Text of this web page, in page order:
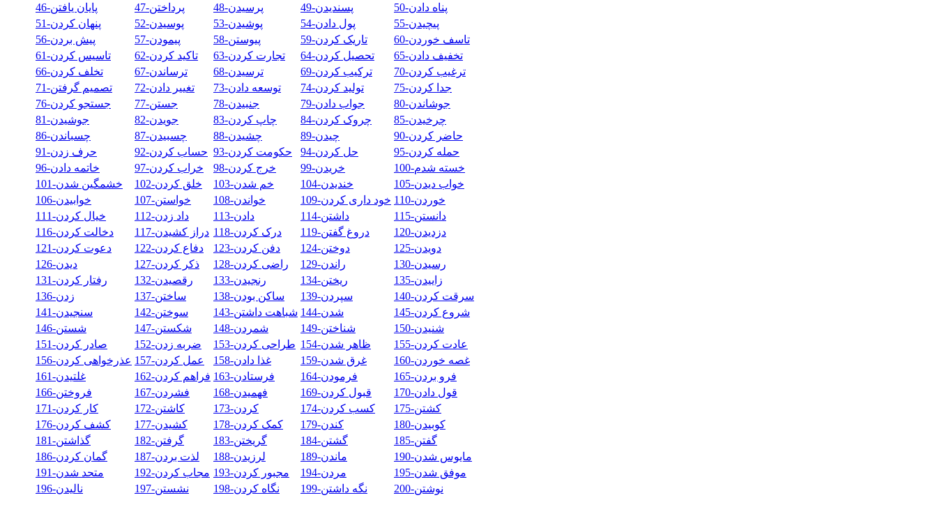
46-پایان یافتن
47-پرداختن 48-پرسیدن 49-پسندیدن
50-پناه دادن
51-پنهان کردن
52-پوسیدن 53-پوشیدن 54-پول دادن
55-پیچیدن
56-پیش بردن
57-پیمودن 58-پیوستن 59-تاریک کردن
60-تاسف خوردن
61-تاسیس کردن
62-تاکید کردن 63-تجارت کردن 64-تحصیل کردن
65-تخفیف دادن
66-تخلف کردن
67-ترساندن 68-ترسیدن 69-ترکیب کردن
70-ترغیب کردن
71-تصمیم گرفتن
72-تغییر دادن 73-توسعه دادن 74-تولید کردن
75-جدا کردن
76-جستجو کردن
77-جستن 78-جنبیدن 79-جواب دادن
80-جوشاندن
81-جوشیدن
82-جویدن 83-چاپ کردن 84-چروک کردن
85-چرخیدن
86-چسباندن
87-چسبیدن 88-چشیدن 89-چیدن
90-حاضر کردن
91-حرف زدن
92-حساب کردن 93-حکومت کردن 94-حل کردن
95-حمله کردن
96-خاتمه دادن
97-خراب کردن 98-خرج کردن 99-خریدن
100-خسته شدم
101-خشمگین شدن
102-خلق کردن 103-خم شدن 104-خندیدن
105-خواب دیدن
106-خوابیدن
107-خواستن 108-خواندن 109-خود داری کردن
110-خوردن
111-خیال کردن
112-داد زدن 113-دادن 114-داشتن
115-دانستن
116-دخالت کردن
117-دراز کشیدن 118-درک کردن 119-دروغ گفتن
120-دزدیدن
121-دعوت کردن
122-دفاع کردن 123-دفن کردن 124-دوختن
125-دویدن
126-دیدن
127-ذکر کردن 128-راضی کردن 129-راندن
130-رسیدن
131-رفتار کردن
132-رقصیدن 133-رنجیدن 134-ریختن
135-زاییدن
136-زدن
137-ساختن 138-ساکن بودن 139-سپردن
140-سرقت کردن
141-سنجیدن
142-سوختن 143-شباهت داشتن 144-شدن
145-شروع کردن
146-شستن
147-شکستن 148-شمردن 149-شناختن
150-شنیدن
151-صادر کردن
152-ضربه زدن 153-طراحی کردن 154-ظاهر شدن
155-عادت کردن
156-عذرخواهی کردن
157-عمل کردن 158-غذا دادن 159-غرق شدن
160-غصه خوردن
161-غلتیدن
162-فراهم کردن 163-فرستادن 164-فرمودن
165-فرو بردن
166-فروختن
167-فشردن 168-فهمیدن 169-قبول کردن
170-قول دادن
171-کار کردن
172-کاشتن 173-کردن 174-کسب کردن
175-کشتن
176-کشف کردن
177-کشیدن 178-کمک کردن 179-کندن
180-کوبیدن
181-گذاشتن
182-گرفتن 183-گریختن 184-گشتن
185-گفتن
186-گمان کردن
187-لذت بردن 188-لرزیدن 189-ماندن
190-مایوس شدن
191-متحد شدن
192-مجاب کردن 193-مجبور کردن 194-مردن
195-موفق شدن
196-نالیدن
197-نشستن 198-نگاه کردن 199-نگه داشتن 200-نوشتن